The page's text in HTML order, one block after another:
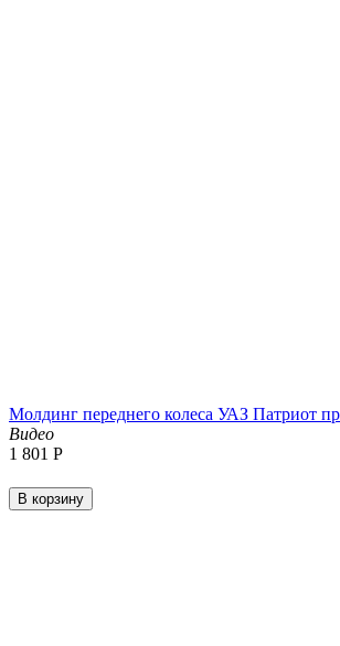
Молдинг переднего колеса УАЗ Патриот
Видео
1 801 Р
В корзину